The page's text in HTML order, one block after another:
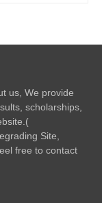
us, We provide
scholarships,
Site,
free to contact